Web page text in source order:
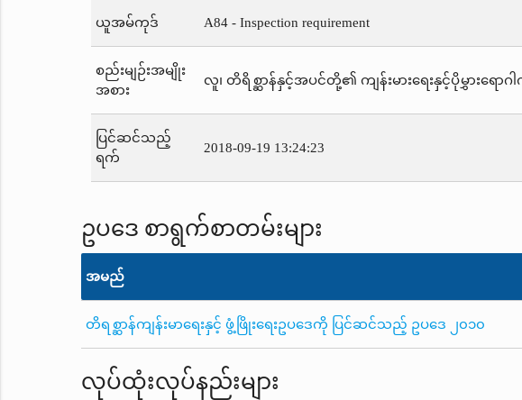
ယူအမ်ကုဒ် A84 - Inspection requirement
စည်းမျဉ်းအမျိုး
အစား
လူ၊ တိရိစ္ဆာန်နှင့်အပင်တို့၏ ကျန်းမားရေးနှင့်ပိုမွှားရော
ပြင်ဆင်သည့်
ရက်
2018-09-19 13:24:23
ဥပဒေ စာရွက်စာတမ်းများ
အမည်
တိရစ္ဆာန်ကျန်းမာရေးနှင့် ဖွံ့ဖြိုးရေးဥပဒေကို ပြင်ဆင်သည့် ဥပဒေ ၂၀၁၀
လုပ်ထုံးလုပ်နည်းများ